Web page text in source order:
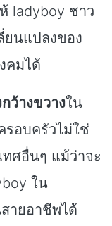
ladyboy ชาว
ยนแปลงของ
คมได้
ว้างขวางใน
รอบครัวไม่ใช่
ทศอื่นๆ แม้ว่าจะ
ใน
ายอาชีพได้